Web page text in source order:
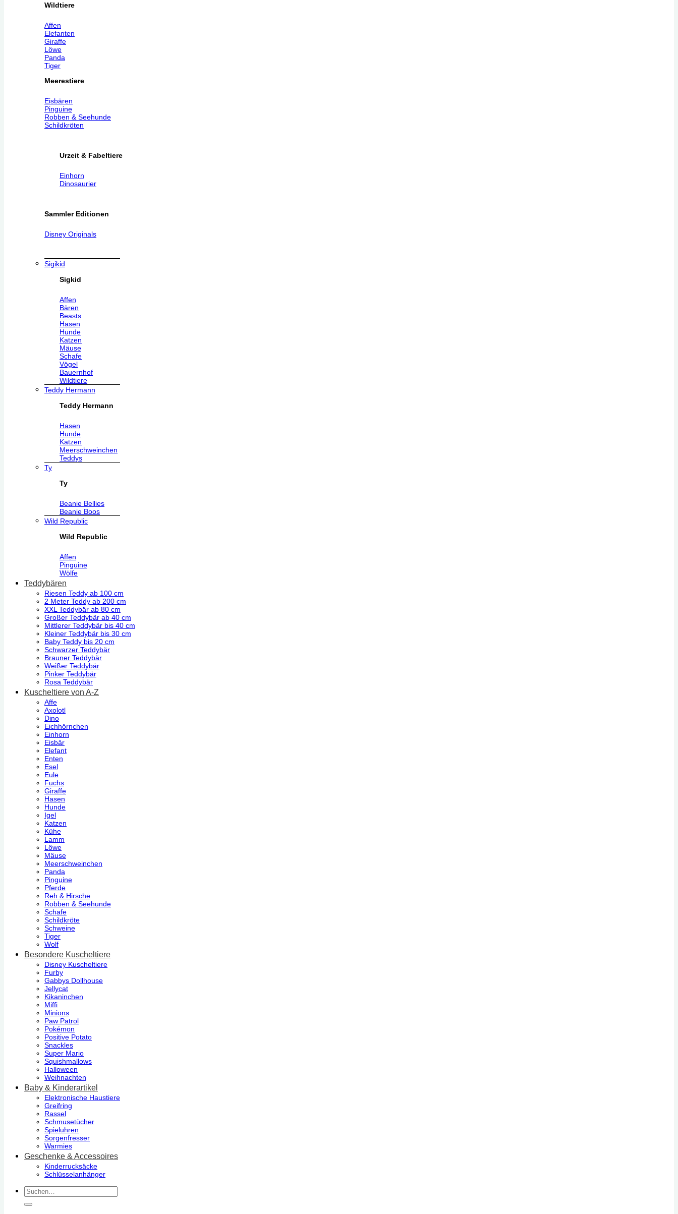
Wildtiere
Affen
Elefanten
Giraffe
Löwe
Panda
Tiger
Meerestiere
Eisbären
Pinguine
Robben & Seehunde
Schildkröten
Urzeit & Fabeltiere
Einhorn
Dinosaurier
Sammler Editionen
Disney Originals
Sigikid
Sigkid
Affen
Bären
Beasts
Hasen
Hunde
Katzen
Mäuse
Schafe
Vögel
Bauernhof
Wildtiere
Teddy Hermann
Teddy Hermann
Hasen
Hunde
Katzen
Meerschweinchen
Teddys
Ty
Ty
Beanie Bellies
Beanie Boos
Wild Republic
Wild Republic
Affen
Pinguine
Wölfe
Teddybären
Riesen Teddy ab 100 cm
2 Meter Teddy ab 200 cm
XXL Teddybär ab 80 cm
Großer Teddybär ab 40 cm
Mittlerer Teddybär bis 40 cm
Kleiner Teddybär bis 30 cm
Baby Teddy bis 20 cm
Schwarzer Teddybär
Brauner Teddybär
Weißer Teddybär
Pinker Teddybär
Rosa Teddybär
Kuscheltiere von A-Z
Affe
Axolotl
Dino
Eichhörnchen
Einhorn
Eisbär
Elefant
Enten
Esel
Eule
Fuchs
Giraffe
Hasen
Hunde
Igel
Katzen
Kühe
Lamm
Löwe
Mäuse
Meerschweinchen
Panda
Pinguine
Pferde
Reh & Hirsche
Robben & Seehunde
Schafe
Schildkröte
Schweine
Tiger
Wolf
Besondere Kuscheltiere
Disney Kuscheltiere
Furby
Gabbys Dollhouse
Jellycat
Kikaninchen
Miffi
Minions
Paw Patrol
Pokémon
Positive Potato
Snackles
Super Mario
Squishmallows
Halloween
Weihnachten
Baby & Kinderartikel
Elektronische Haustiere
Greifring
Rassel
Schmusetücher
Spieluhren
Sorgenfresser
Warmies
Geschenke & Accessoires
Kinderrucksäcke
Schlüsselanhänger
Suchen